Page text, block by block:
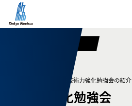
若手社員の有志による技術力強化勉強会の紹介
技術力強化勉強会